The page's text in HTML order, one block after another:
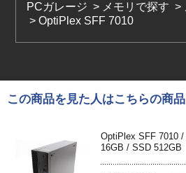
PCガレージ > メモリで探す >
>OptiPlex SFF 7010
この商品を見た人はこちらの商
OptiPlex SFF 7010
16GB / SSD 512GB